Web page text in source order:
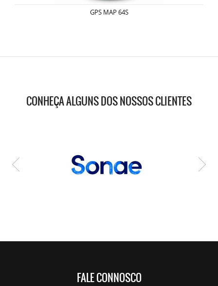
GPS MAP 64S
CONHEÇA ALGUNS DOS NOSSOS CLIENTES
FALE CONNOSCO